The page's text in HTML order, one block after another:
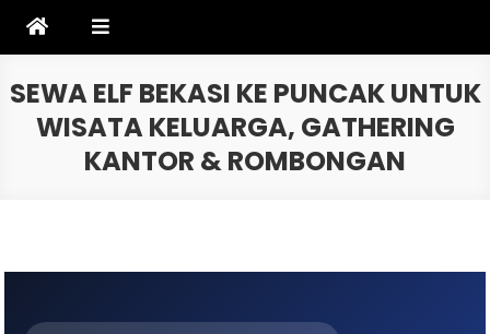
SEWA ELF BEKASI KE PUNCAK UNTUK
WISATA KELUARGA, GATHERING
KANTOR & ROMBONGAN